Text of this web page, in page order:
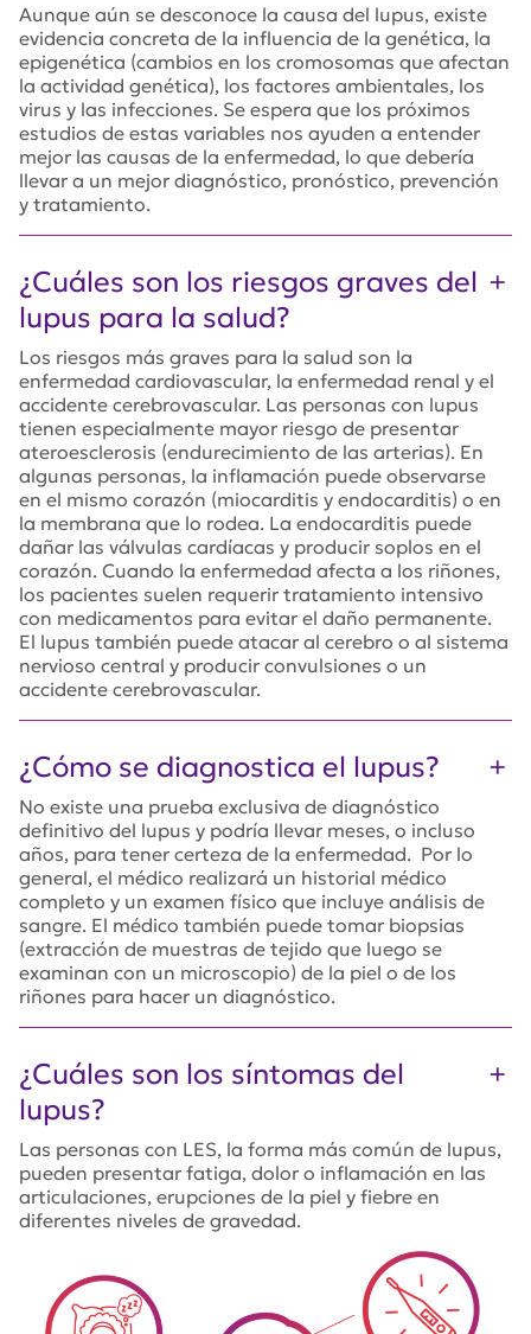
Aunque aún se desconoce la causa del lupus, existe
evidencia concreta de la influencia de la genética, la
epigenética (cambios en los cromosomas que afectan
la actividad genética), los factores ambientales, los
virus y las infecciones. Se espera que los próximos
estudios de estas variables nos ayuden a entender
mejor las causas de la enfermedad, lo que debería
llevar a un mejor diagnóstico, pronóstico, prevención
y tratamiento.
¿Cuáles son los riesgos graves del
lupus para la salud?
Los riesgos más graves para la salud son la
enfermedad cardiovascular, la enfermedad renal y el
accidente cerebrovascular. Las personas con lupus
tienen especialmente mayor riesgo de presentar
ateroesclerosis (endurecimiento de las arterias). En
algunas personas, la inflamación puede observarse
en el mismo corazón (miocarditis y endocarditis) o en
la membrana que lo rodea. La endocarditis puede
dañar las válvulas cardíacas y producir soplos en el
corazón. Cuando la enfermedad afecta a los riñones,
los pacientes suelen requerir tratamiento intensivo
con medicamentos para evitar el daño permanente.
El lupus también puede atacar al cerebro o al sistema
nervioso central y producir convulsiones o un
accidente cerebrovascular.
¿Cómo se diagnostica el lupus?
No existe una prueba exclusiva de diagnóstico
definitivo del lupus y podría llevar meses, o incluso
años, para tener certeza de la enfermedad. Por lo
general, el médico realizará un historial médico
completo y un examen físico que incluye análisis de
sangre. El médico también puede tomar biopsias
(extracción de muestras de tejido que luego se
examinan con un microscopio) de la piel o de los
riñones para hacer un diagnóstico.
¿Cuáles son los síntomas del
lupus?
Las personas con LES, la forma más común de lupus,
pueden presentar fatiga, dolor o inflamación en las
articulaciones, erupciones de la piel y fiebre en
diferentes niveles de gravedad.